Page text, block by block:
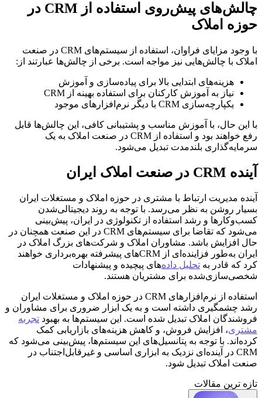
چالش‌های پیش‌روی استفاده از CRM در
حوزه املاک
با وجود مزایای فراوان، استفاده از سیستم‌های CRM در صنعت
املاک با چالش‌هایی نیز مواجه است. برخی از چالش‌ها عبارتند از:
هزینه‌های ابتدایی بالا برای پیاده‌سازی و آموزش
نیاز به آموزش کارکنان برای استفاده بهینه از CRM
یکپارچه‌سازی CRM با دیگر نرم‌افزارهای موجود
با این حال، با آموزش مناسب و پشتیبانی کافی، این چالش‌ها قابل
رفع خواهند بود و استفاده از CRM در صنعت املاک به یک
سرمایه‌گذاری بلندمدت تبدیل می‌شود.
آینده CRM در صنعت املاک ایران
آینده مدیریت ارتباط با مشتری در حوزه املاک و مستغلات ایران
بسیار روشن به نظر می‌رسد. با توجه به روند دیجیتالی‌شدن
کسب‌وکارها و رشد استفاده از تکنولوژی در ایران، پیش‌بینی
می‌شود که تقاضا برای سیستم‌های CRM در این صنعت همچنان در
حال افزایش باشد. مشاوران املاک و شرکت‌های بزرگ املاک در
ایران به‌طور فزاینده‌ای از CRM‌های پیشرفته بهره‌برداری خواهند
کرد که قادر به تحلیل داده‌های پیچیده و پیشنهادات
شخصی‌سازی‌شده برای مشتریان هستند.
استفاده از نرم‌افزارهای CRM در حوزه املاک و مستغلات ایران
رشد چشمگیری داشته است و به یک ابزار ضروری برای مشاوران و
فروشندگان املاک تبدیل شده است. این سیستم‌ها به بهبود تجربه
مشتری، افزایش فروش، و کاهش هزینه‌های بازاریابی کمک
کرده‌اند. با توجه به پتانسیل‌های این سیستم‌ها، پیش‌بینی می‌شود که
CRM در آینده‌ای نزدیک به ابزاری اساسی و غیرقابل‌اجتناب در
صنعت املاک تبدیل شود.
تازه ترین مقالات